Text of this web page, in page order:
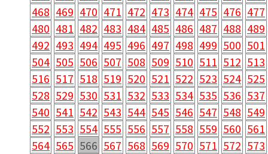
468 469 470 471 472 473 474 475 476 477
480 481 482 483 484 485 486 487 488 489
492 493 494 495 496 497 498 499 500 501
504 505 506 507 508 509 510 511 512 513
516 517 518 519 520 521 522 523 524 525
528 529 530 531 532 533 534 535 536 537
540 541 542 543 544 545 546 547 548 549
552 553 554 555 556 557 558 559 560 561
564 565 566 567 568 569 570 571 572 573